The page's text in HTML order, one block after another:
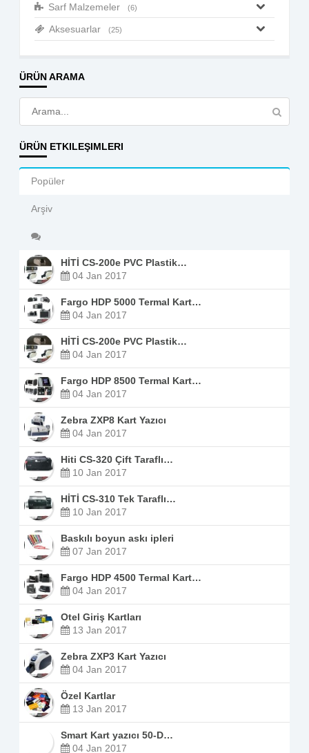
Sarf Malzemeler (6)
Aksesuarlar (25)
ÜRÜN ARAMA
ÜRÜN ETKILEŞIMLERI
Popüler
Arşiv
HİTİ CS-200e PVC Plastik…
04 Jan 2017
Fargo HDP 5000 Termal Kart…
04 Jan 2017
HİTİ CS-200e PVC Plastik…
04 Jan 2017
Fargo HDP 8500 Termal Kart…
04 Jan 2017
Zebra ZXP8 Kart Yazıcı
04 Jan 2017
Hiti CS-320 Çift Taraflı…
10 Jan 2017
HİTİ CS-310 Tek Taraflı…
10 Jan 2017
Baskılı boyun askı ipleri
07 Jan 2017
Fargo HDP 4500 Termal Kart…
04 Jan 2017
Otel Giriş Kartları
13 Jan 2017
Zebra ZXP3 Kart Yazıcı
04 Jan 2017
Özel Kartlar
13 Jan 2017
Smart Kart yazıcı 50-D…
04 Jan 2017